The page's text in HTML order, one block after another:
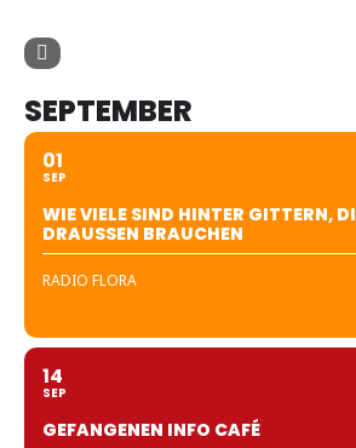
SEPTEMBER
01
SEP
WIE VIELE SIND HINTER GITTERN,
DRAUSSEN BRAUCHEN
RADIO FLORA
14
SEP
GEFANGENEN INFO CAFÉ